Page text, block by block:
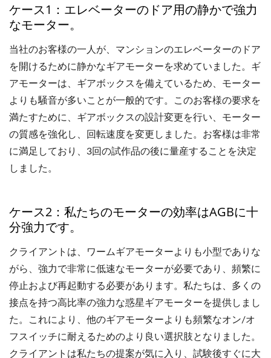
ケース1：エレベーターのドア用の静かで強力
なモーター。
当社のお客様の一人が、マンションのエレベーターのドア
を開けるために静かなギアモーターを求めていました。ギ
アモーターは、ギアボックスを備えているため、モーター
よりも騒音が多いことが一般的です。このお客様の要求を
満たすために、ギアボックスの設計変更を行い、モーター
の質感を強化し、回転速度を変更しました。お客様は非常
に満足しており、3回の試作品の後に量産することを決定
しました。
ケース2：私たちのモーターの効率はAGBに十
分強力です。
クライアントは、ワームギアモーターよりも小型でありな
がら、強力で非常に低速なモーターが必要であり、頻繁に
停止および再起動する必要があります。私たちは、多くの
接点を持つ高比率の強力な惑星ギアモーターを提供しまし
た。これにより、他のギアモーターよりも頻繁なオン/オ
フスイッチに耐えるためのより良い選択肢となりました。
クライアントは私たちの提案が気に入り、試験後すぐに大